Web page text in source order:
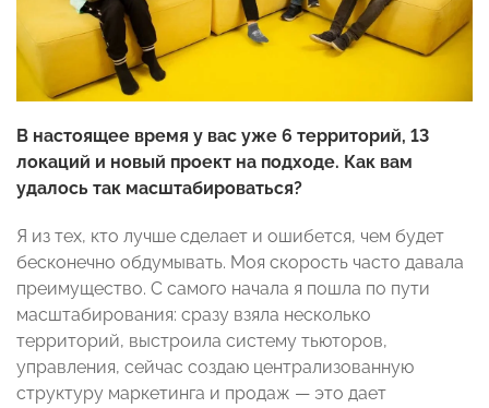
В настоящее время у вас уже 6 территорий, 13
локаций и новый проект на подходе. Как вам
удалось так масштабироваться?
Я из тех, кто лучше сделает и ошибется, чем будет
бесконечно обдумывать. Моя скорость часто давала
преимущество. С самого начала я пошла по пути
масштабирования: сразу взяла несколько
территорий, выстроила систему тьюторов,
управления, сейчас создаю централизованную
структуру маркетинга и продаж — это дает